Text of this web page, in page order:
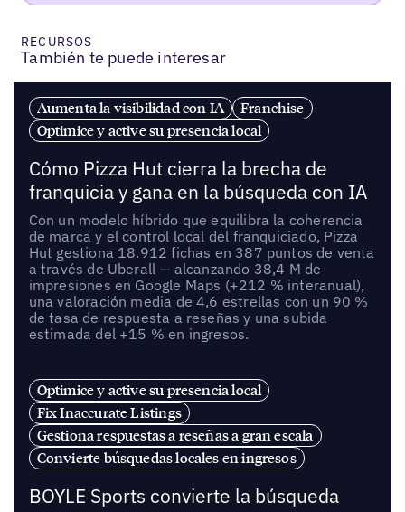
RECURSOS
También te puede interesar
Aumenta la visibilidad con IA
Franchise
Optimice y active su presencia local
Cómo Pizza Hut cierra la brecha de
franquicia y gana en la búsqueda con IA
Con un modelo híbrido que equilibra la coherencia
de marca y el control local del franquiciado, Pizza
Hut gestiona 18.912 fichas en 387 puntos de venta
a través de Uberall — alcanzando 38,4 M de
impresiones en Google Maps (+212 % interanual),
una valoración media de 4,6 estrellas con un 90 %
de tasa de respuesta a reseñas y una subida
estimada del +15 % en ingresos.
Optimice y active su presencia local
Fix Inaccurate Listings
Gestiona respuestas a reseñas a gran escala
Convierte búsquedas locales en ingresos
BOYLE Sports convierte la búsqueda